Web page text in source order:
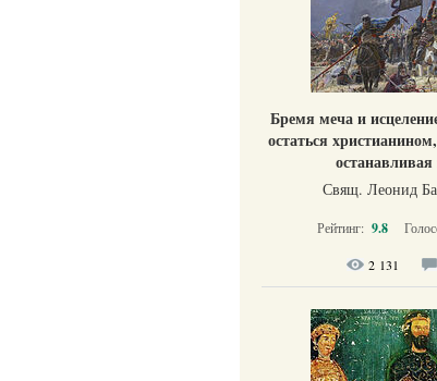
Бремя меча и
остаться
останавливая
Свящ. Леонид
Рейтинг: 9.8
2 131